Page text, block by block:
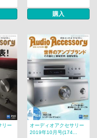
購入
リー
オーディオアクセサリー
2019年10月号(174...